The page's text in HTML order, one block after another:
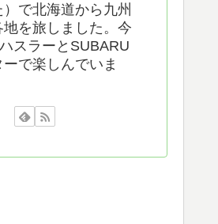
で北海道から九州
地を旅しました。今
スラーとSUBARU
で楽しんでいま